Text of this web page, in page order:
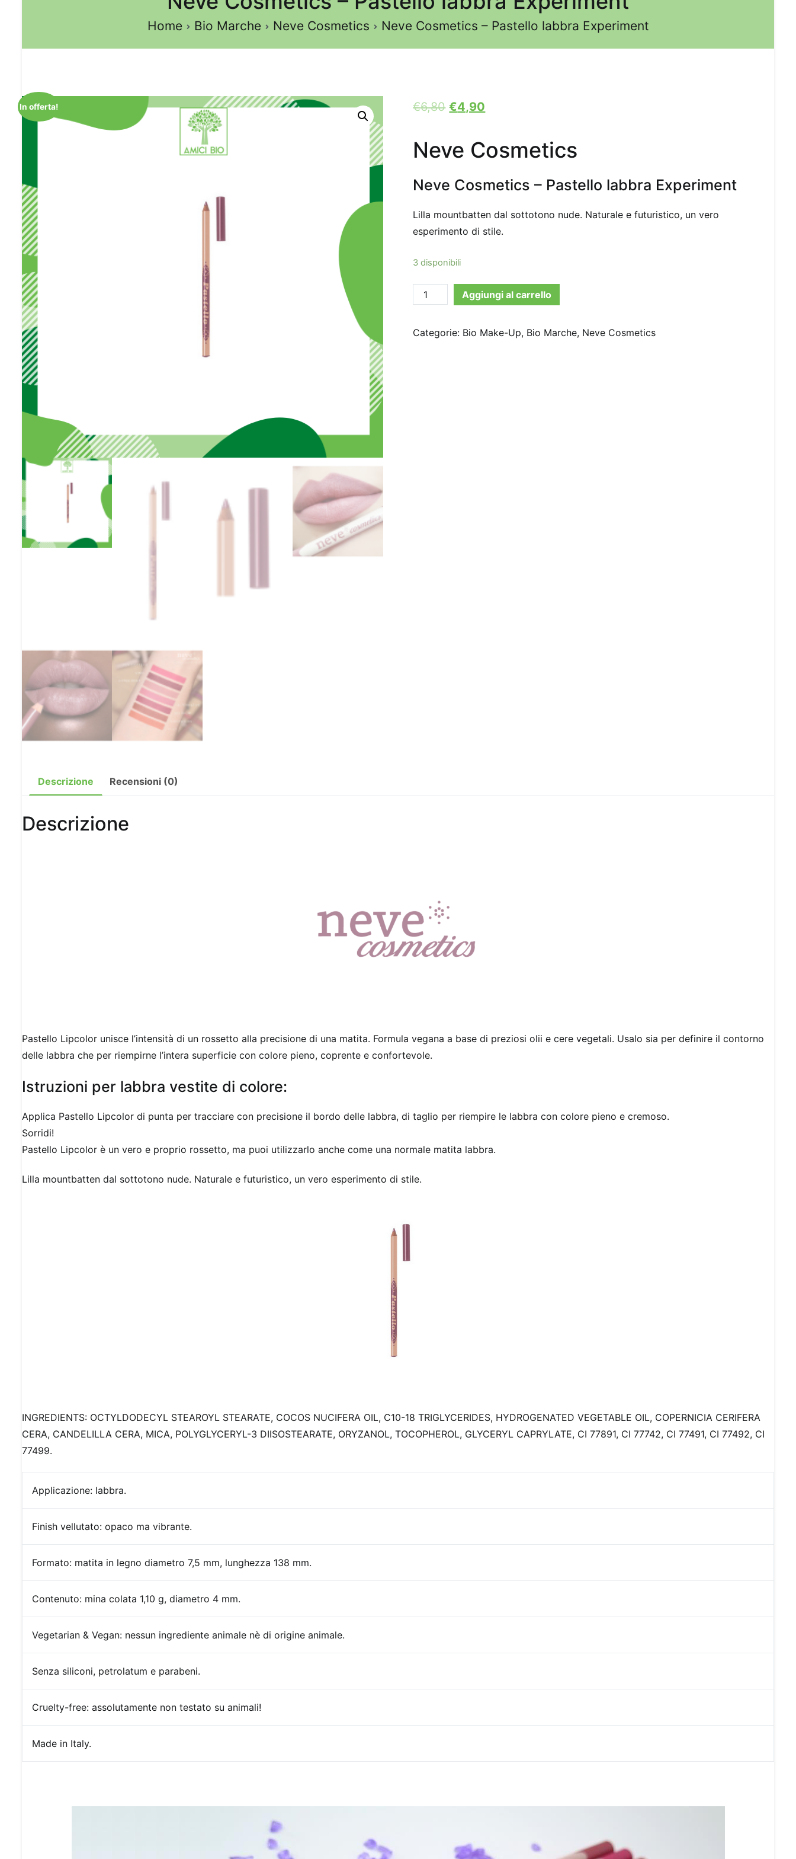
Home Bio Marche Neve Cosmetics Neve Cosmetics – Pastello labbra Experiment
In offerta! €6,80 €4,90
Neve Cosmetics
Neve Cosmetics – Pastello labbra Experiment
Lilla mountbatten dal sottotono nude. Naturale e futuristico, un vero
esperimento di stile.
3 disponibili
Neve
Cosmetics
Pastello
Aggiungi al carrello
Categorie: Bio Make-Up, Bio Marche, Neve Cosmetics
Descrizione Recensioni (0)
Descrizione
Pastello Lipcolor unisce l’intensità di un rossetto alla precisione di una matita. Formula vegana a base di preziosi olii e cere vegetali. Usalo sia per definire il contorno
delle labbra che per riempirne l’intera superficie con colore pieno, coprente e confortevole.
Istruzioni per labbra vestite di colore:
Applica Pastello Lipcolor di punta per tracciare con precisione il bordo delle labbra, di taglio per riempire le labbra con colore pieno e cremoso.
Sorridi!
Pastello Lipcolor è un vero e proprio rossetto, ma puoi utilizzarlo anche come una normale matita labbra.
Lilla mountbatten dal sottotono nude. Naturale e futuristico, un vero esperimento di stile.
INGREDIENTS: OCTYLDODECYL STEAROYL STEARATE, COCOS NUCIFERA OIL, C10-18 TRIGLYCERIDES, HYDROGENATED VEGETABLE OIL, COPERNICIA CERIFERA
CERA, CANDELILLA CERA, MICA, POLYGLYCERYL-3 DIISOSTEARATE, ORYZANOL, TOCOPHEROL, GLYCERYL CAPRYLATE, CI 77891, CI 77742, CI 77491, CI 77492, CI
77499.
Applicazione: labbra.
Finish vellutato: opaco ma vibrante.
Formato: matita in legno diametro 7,5 mm, lunghezza 138 mm.
Contenuto: mina colata 1,10 g, diametro 4 mm.
Vegetarian & Vegan: nessun ingrediente animale nè di origine animale.
Senza siliconi, petrolatum e parabeni.
Cruelty-free: assolutamente non testato su animali!
Made in Italy.